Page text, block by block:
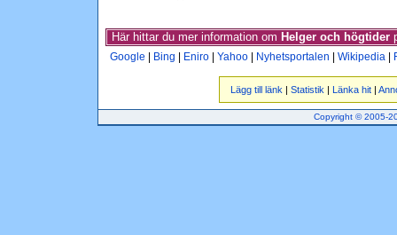
Här hittar du mer information om Helger och högtider
Google Bing Eniro Yahoo Nyhetsportalen Wikipedia
Lägg till länk | Statistik | Länka hit|
Copyright © 2005-